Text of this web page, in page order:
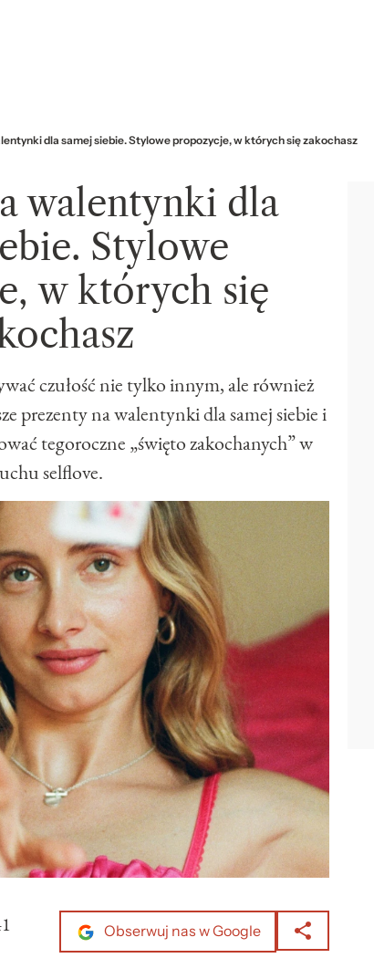
dla samej siebie. Stylowe propozycje, w których się zakochasz
walentynki dla
Stylowe
w których się
czułość nie tylko innym, ale również
prezenty na walentynki dla samej siebie i
tegoroczne „święto zakochanych” w
selflove.
Obserwuj nas w Google